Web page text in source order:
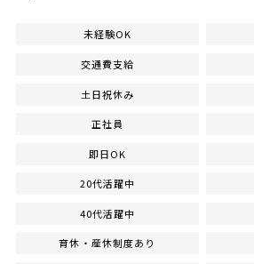
未経験OK
交通費支給
土日祝休み
正社員
即日OK
20代活躍中
40代活躍中
育休・産休制度あり